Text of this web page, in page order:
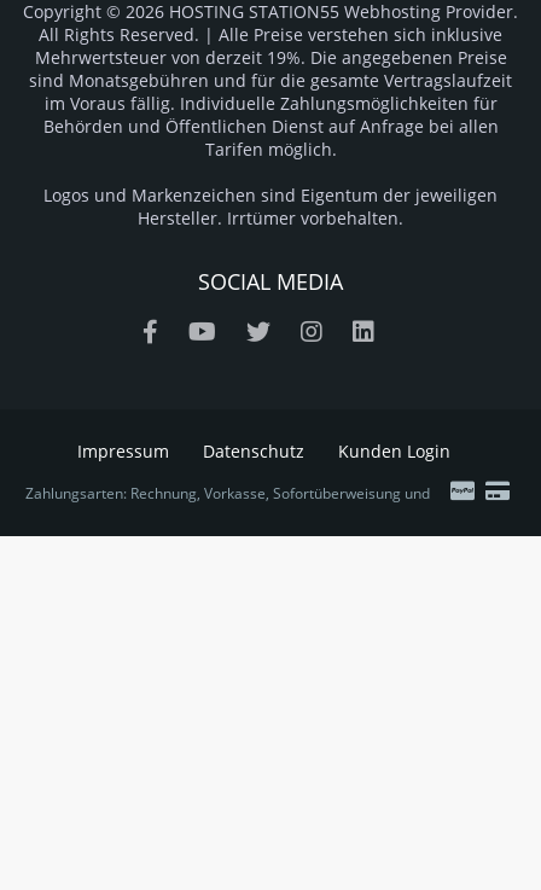
Copyright © 2026 HOSTING STATION55 Webhosting Provider.
All Rights Reserved. | Alle Preise verstehen sich inklusive
Mehrwertsteuer von derzeit 19%. Die angegebenen Preise
sind Monatsgebühren und für die gesamte Vertragslaufzeit
im Voraus fällig. Individuelle Zahlungsmöglichkeiten für
Behörden und Öffentlichen Dienst auf Anfrage bei allen
Tarifen möglich.
Logos und Markenzeichen sind Eigentum der jeweiligen
Hersteller. Irrtümer vorbehalten.
SOCIAL MEDIA
Impressum Datenschutz Kunden Login
Zahlungsarten: Rechnung, Vorkasse, Sofortüberweisung und